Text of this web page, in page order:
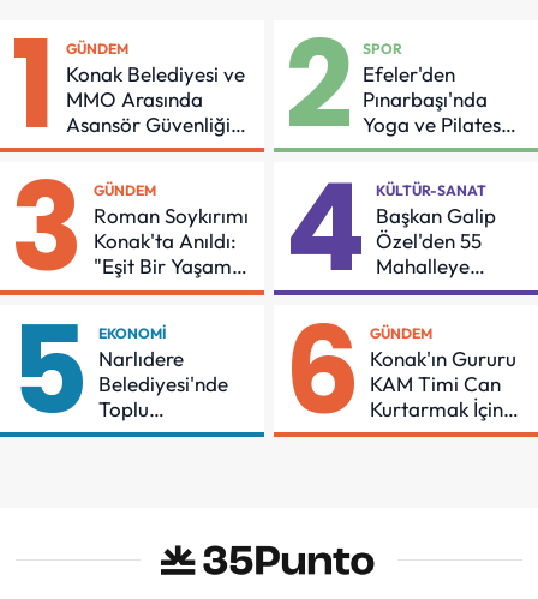
1 GÜNDEM
Konak Belediyesi ve
MMO Arasında
Asansör Güvenliği
İçin Önemli Protokol
2 SPOR
Efeler'den
Pınarbaşı'nda
Yoga ve Pilates
Buluşması
3 GÜNDEM
Roman Soykırımı
Konak'ta Anıldı:
"Eşit Bir Yaşam
İçin Mücadeleyi
4 KÜLTÜR-SANAT
Başkan Galip
Özel'den 55
Mahalleye
Çocuk Şenliği
5 EKONOMI
Narlıdere
Belediyesi'nde
Toplu
Sözleşmeye
6 GÜNDEM
Konak'ın Gururu
KAM Timi Can
Kurtarmak İçin
Demir Aldı